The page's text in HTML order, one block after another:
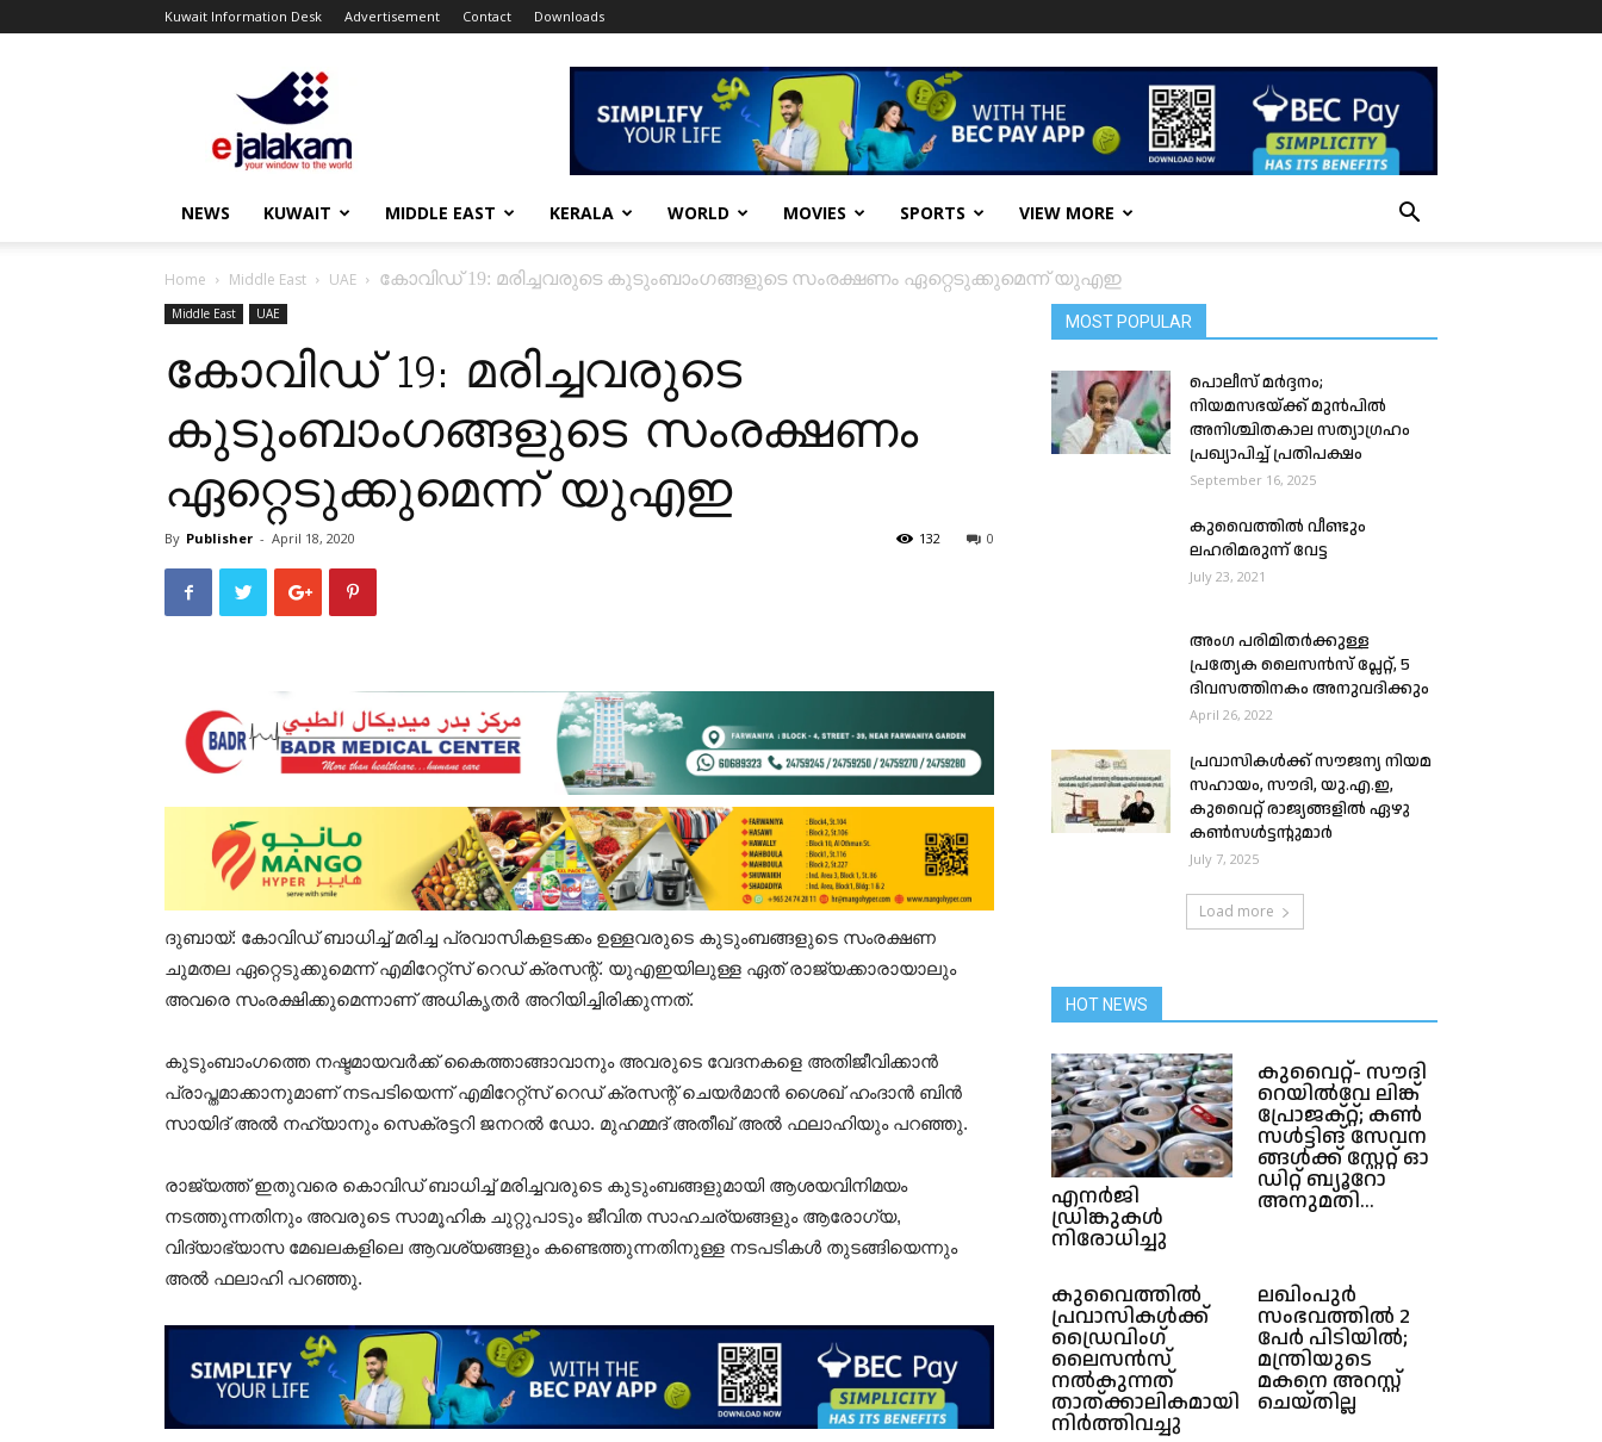
Kuwait Information Desk Advertisement Contact Downloads
ejalakam
NEWS KUWAIT MIDDLE EAST KERALA WORLD MOVIES SPORTS VIEW MORE
Home Middle East UAE കോവിഡ് 19: മരിച്ചവരുടെ കുടുംബാംഗങ്ങളുടെ സംരക്ഷണം ഏറ്റെടുക്കുമെന്ന് യുഎഇ
Middle East UAE
കോവിഡ് 19: മരിച്ചവരുടെ
കുടുംബാംഗങ്ങളുടെ സംരക്ഷണം
ഏറ്റെടുക്കുമെന്ന് യുഎഇ
By Publisher - April 18, 2020 0
132
ദുബായ്: കോവിഡ് ബാധിച്ച് മരിച്ച പ്രവാസികളടക്കം ഉള്ളവരുടെ കുടുംബങ്ങളുടെ സംരക്ഷണ
ചുമതല ഏറ്റെടുക്കുമെന്ന് എമിറേറ്റ്സ് റെഡ് ക്രസന്റ്. യുഎഇയിലുള്ള ഏത് രാജ്യക്കാരായാലും
അവരെ സംരക്ഷിക്കുമെന്നാണ് അധികൃതര്‍ അറിയിച്ചിരിക്കുന്നത്.
കുടുംബാംഗത്തെ നഷ്ടമായവർക്ക് കൈത്താങ്ങാവാനും അവരുടെ വേദനകളെ അതിജീവിക്കാന്‍
പ്രാപ്തമാക്കാനുമാണ് നടപടിയെന്ന് എമിറേറ്റ്സ് റെഡ് ക്രസന്റ് ചെയര്‍മാന്‍ ശൈഖ് ഹംദാന്‍ ബിന്‍
സായിദ് അല്‍ നഹ്‍യാനും സെക്രട്ടറി ജനറല്‍ ഡോ. മുഹമ്മദ് അതീഖ് അല്‍ ഫലാഹിയും പറഞ്ഞു.
രാജ്യത്ത് ഇതുവരെ കൊവിഡ് ബാധിച്ച് മരിച്ചവരുടെ കുടുംബങ്ങളുമായി ആശയവിനിമയം
നടത്തുന്നതിനും അവരുടെ സാമൂഹിക ചുറ്റുപാടും ജീവിത സാഹചര്യങ്ങളും ആരോഗ്യ,
വിദ്യാഭ്യാസ മേഖലകളിലെ ആവശ്യങ്ങളും കണ്ടെത്തുന്നതിനുള്ള നടപടികള്‍ തുടങ്ങിയെന്നും
അല്‍ ഫലാഹി പറഞ്ഞു.
MOST POPULAR
പൊലീസ് മർദ്ദനം;
നിയമസഭയ്ക്ക് മുൻപിൽ
അനിശ്ചിതകാല സത്യാഗ്രഹം
പ്രഖ്യാപിച്ച് പ്രതിപക്ഷം
September 16, 2025
കുവൈത്തിൽ വീണ്ടും
ലഹരിമരുന്ന് വേട്ട
July 23, 2021
അംഗ പരിമിതർക്കുള്ള
പ്രത്യേക ലൈസൻസ് പ്ലേറ്റ്, 5
ദിവസത്തിനകം അനുവദിക്കും
April 26, 2022
പ്രവാസികള്‍ക്ക് സൗജന്യ നിയമ
സഹായം, സൗദി, യു.എ.ഇ,
കുവൈറ്റ് രാജ്യങ്ങളില്‍ ഏഴു
കണ്‍സള്‍ട്ടന്റുമാര്‍
July 7, 2025
Load more
HOT NEWS
എനർജി
ഡ്രിങ്കുകൾ
നിരോധിച്ചു
കു​വൈ​റ്റ്- ​സൗ​ദി
റെ​യി​ൽ​വേ ലി​ങ്ക്
പ്രോ​ജ​ക്റ്റ്; ക​ൺ​
സ​ൾ​ട്ടി​ങ് സേ​വ​ന​
ങ്ങ​ൾ​ക്ക് സ്റ്റേ​റ്റ് ഓ​
ഡി​റ്റ് ബ്യൂ​റോ
അനുമതി...
കുവൈത്തിൽ
പ്രവാസികള്‍ക്ക്
ഡ്രൈവിംഗ്
ലൈസന്‍സ്
നല്‍കുന്നത്
താത്ക്കാലികമായി
നിര്‍ത്തിവച്ചു
ലഖിംപുർ
സംഭവത്തിൽ 2
പേർ പിടിയിൽ;
മന്ത്രിയുടെ
മകനെ അറസ്റ്റ്
ചെയ്തില്ല